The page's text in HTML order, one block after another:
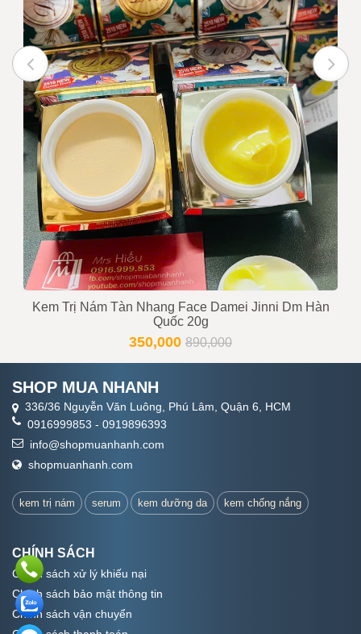
Trạng thái Còn hàng
Tư vấn viên 0916999853 - 0919896393
Kem Trị Nám Tàn Nhang Face Damei Jinni Dm Hàn
Quốc 20g
350,000 890,000
SHOP MUA NHANH
336/36 Nguyễn Văn Luông, Phú Lâm, Quận 6, HCM
0916999853 - 0919896393
info@shopmuanhanh.com
shopmuanhanh.com
kem trị nám serum kem dưỡng da kem chống nắng
CHÍNH SÁCH
Chính sách xử lý khiếu nại
Chính sách bảo mật thông tin
Chính sách vận chuyển